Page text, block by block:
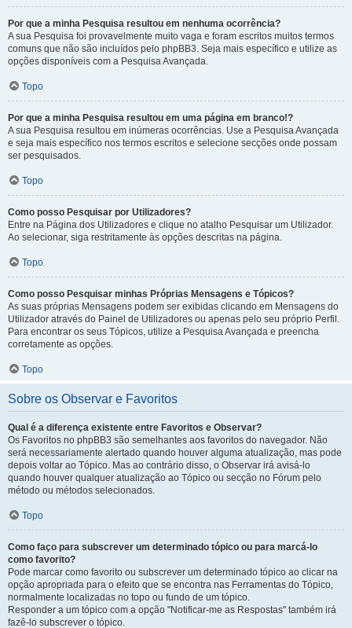
Por que a minha Pesquisa resultou em nenhuma ocorrência?
A sua Pesquisa foi provavelmente muito vaga e foram escritos muitos termos
comuns que não são incluídos pelo phpBB3. Seja mais específico e utilize as
opções disponíveis com a Pesquisa Avançada.
Topo
Por que a minha Pesquisa resultou em uma página em branco!?
A sua Pesquisa resultou em inúmeras ocorrências. Use a Pesquisa Avançada
e seja mais específico nos termos escritos e selecione secções onde possam
ser pesquisados.
Topo
Como posso Pesquisar por Utilizadores?
Entre na Página dos Utilizadores e clique no atalho Pesquisar um Utilizador.
Ao selecionar, siga restritamente às opções descritas na página.
Topo
Como posso Pesquisar minhas Próprias Mensagens e Tópicos?
As suas próprias Mensagens podem ser exibidas clicando em Mensagens do
Utilizador através do Painel de Utilizadores ou apenas pelo seu próprio Perfil.
Para encontrar os seus Tópicos, utilize a Pesquisa Avançada e preencha
corretamente as opções.
Topo
Sobre os Observar e Favoritos
Qual é a diferença existente entre Favoritos e Observar?
Os Favoritos no phpBB3 são semelhantes aos favoritos do navegador. Não
será necessariamente alertado quando houver alguma atualização, mas pode
depois voltar ao Tópico. Mas ao contrário disso, o Observar irá avisá-lo
quando houver qualquer atualização ao Tópico ou secção no Fórum pelo
método ou métodos selecionados.
Topo
Como faço para subscrever um determinado tópico ou para marcá-lo
como favorito?
Pode marcar como favorito ou subscrever um determinado tópico ao clicar na
opção apropriada para o efeito que se encontra nas Ferramentas do Tópico,
normalmente localizadas no topo ou fundo de um tópico.
Responder a um tópico com a opção "Notificar-me as Respostas" também irá
fazê-lo subscrever o tópico.